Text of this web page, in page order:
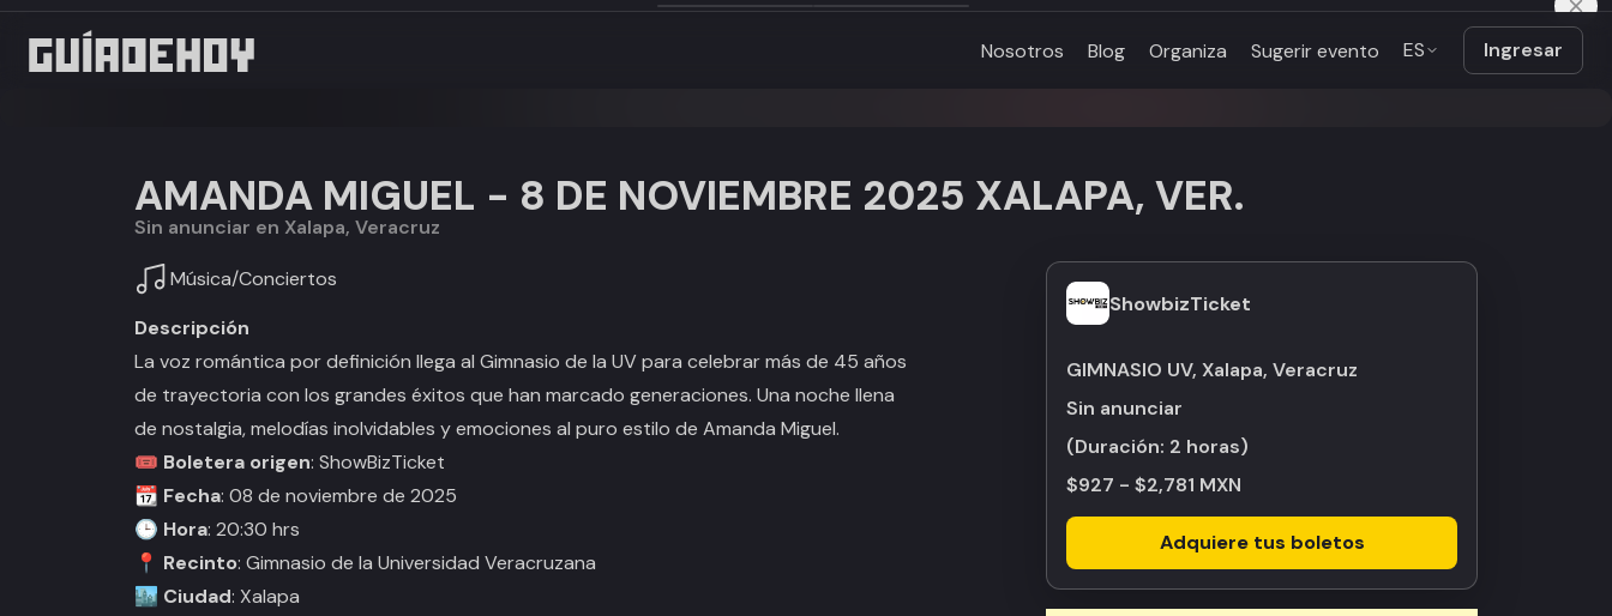
Nosotros Blog Organiza Sugerir evento ES Ingresar
AMANDA MIGUEL - 8 DE NOVIEMBRE 2025 XALAPA, VER.
Sin anunciar en Xalapa, Veracruz
Música/Conciertos
Descripción
La voz romántica por definición llega al Gimnasio de la UV para celebrar más de 45 años
de trayectoria con los grandes éxitos que han marcado generaciones. Una noche llena
de nostalgia, melodías inolvidables y emociones al puro estilo de Amanda Miguel.
🎟️ Boletera origen: ShowBizTicket
📆 Fecha: 08 de noviembre de 2025
🕒 Hora: 20:30 hrs
📍 Recinto: Gimnasio de la Universidad Veracruzana
🏙️ Ciudad: Xalapa
ShowbizTicket
GIMNASIO UV, Xalapa, Veracruz
Sin anunciar
(Duración: 2 horas)
$927 - $2,781 MXN
Adquiere tus boletos